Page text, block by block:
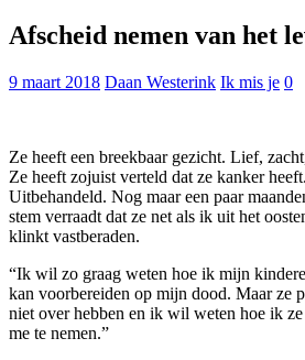
Afscheid nemen van het
9 maart 2018 Daan Westerink Ik mis je 0
Ze heeft een breekbaar gezicht. Lief,
Ze heeft zojuist verteld dat ze kanker
Uitbehandeld. Nog maar een paar
stem verraadt dat ze net als ik uit het
klinkt vastberaden.
“Ik wil zo graag weten hoe ik mijn
kan voorbereiden op mijn dood. Maar ze
niet over hebben en ik wil weten hoe ik
me te nemen.”